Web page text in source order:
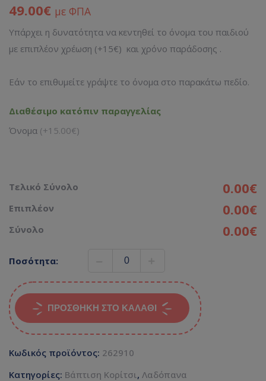
49.00€ με ΦΠΑ
Υπάρχει η δυνατότητα να κεντηθεί το όνομα του παιδιού
με επιπλέον χρέωση (+15€) και χρόνο παράδοσης .
Εάν το επιθυμείτε γράψτε το όνομα στο παρακάτω πεδίο.
Διαθέσιμο κατόπιν παραγγελίας
Όνομα (+15.00€)
Τελικό Σύνολο 0.00€
Επιπλέον 0.00€
Σύνολο 0.00€
Ποσότητα:
ΠΡΟΣΘΉΚΗ ΣΤΟ ΚΑΛΆΘΙ
Κωδικός προϊόντος: 262910
Κατηγορίες: Βάπτιση Κορίτσι , Λαδόπανα